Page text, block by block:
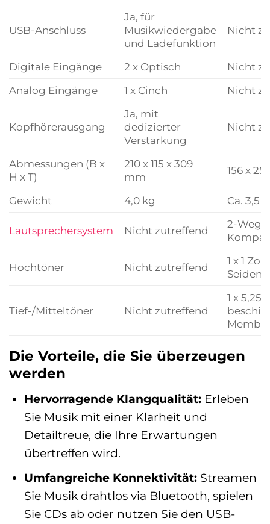
USB-Anschluss
Ja, für
Musikwiedergabe
und Ladefunktion
Nicht
Digitale Eingänge 2 x Optisch
Nicht
Analog Eingänge
1 x Cinch Nicht
Kopfhörerausgang
Ja, mit
dedizierter
Verstärkung
Nicht
Abmessungen (B x
H x T)
210 x 115 x 309
mm
156 x
Gewicht 4,0 kg Ca. 3,5
Lautsprechersystem Nicht zutreffend
2-Wege
Hochtöner Nicht zutreffend
1 x 1
Tief-/Mitteltöner Nicht zutreffend
1 x 5,25
Die Vorteile, die Sie überzeugen
werden
Hervorragende Klangqualität:Erleben
Sie Musik mit einer Klarheit und
Detailtreue, die Ihre Erwartungen
übertreffen wird.
Umfangreiche Konnektivität:Streamen
Sie Musik drahtlos via Bluetooth, spielen
Sie CDs ab oder nutzen Sie den USB-